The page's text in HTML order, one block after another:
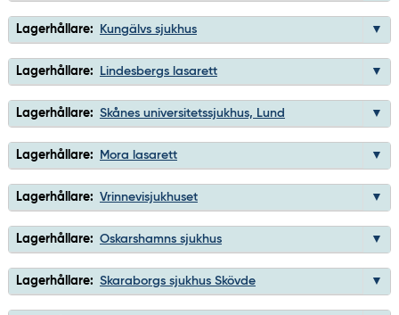
Lagerhållare: Kungälvs sjukhus
Lagerhållare: Lindesbergs lasarett
Lagerhållare: Skånes universitetssjukhus, Lund
Lagerhållare: Mora lasarett
Lagerhållare: Vrinnevisjukhuset
Lagerhållare: Oskarshamns sjukhus
Lagerhållare: Skaraborgs sjukhus Skövde